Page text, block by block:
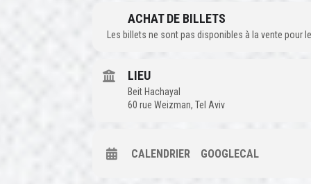
ACHAT DE BILLETS
Les billets ne sont pas disponibles à la vente pour
LIEU
Beit Hachayal
60 rue Weizman, Tel Aviv
CALENDRIER GOOGLECAL